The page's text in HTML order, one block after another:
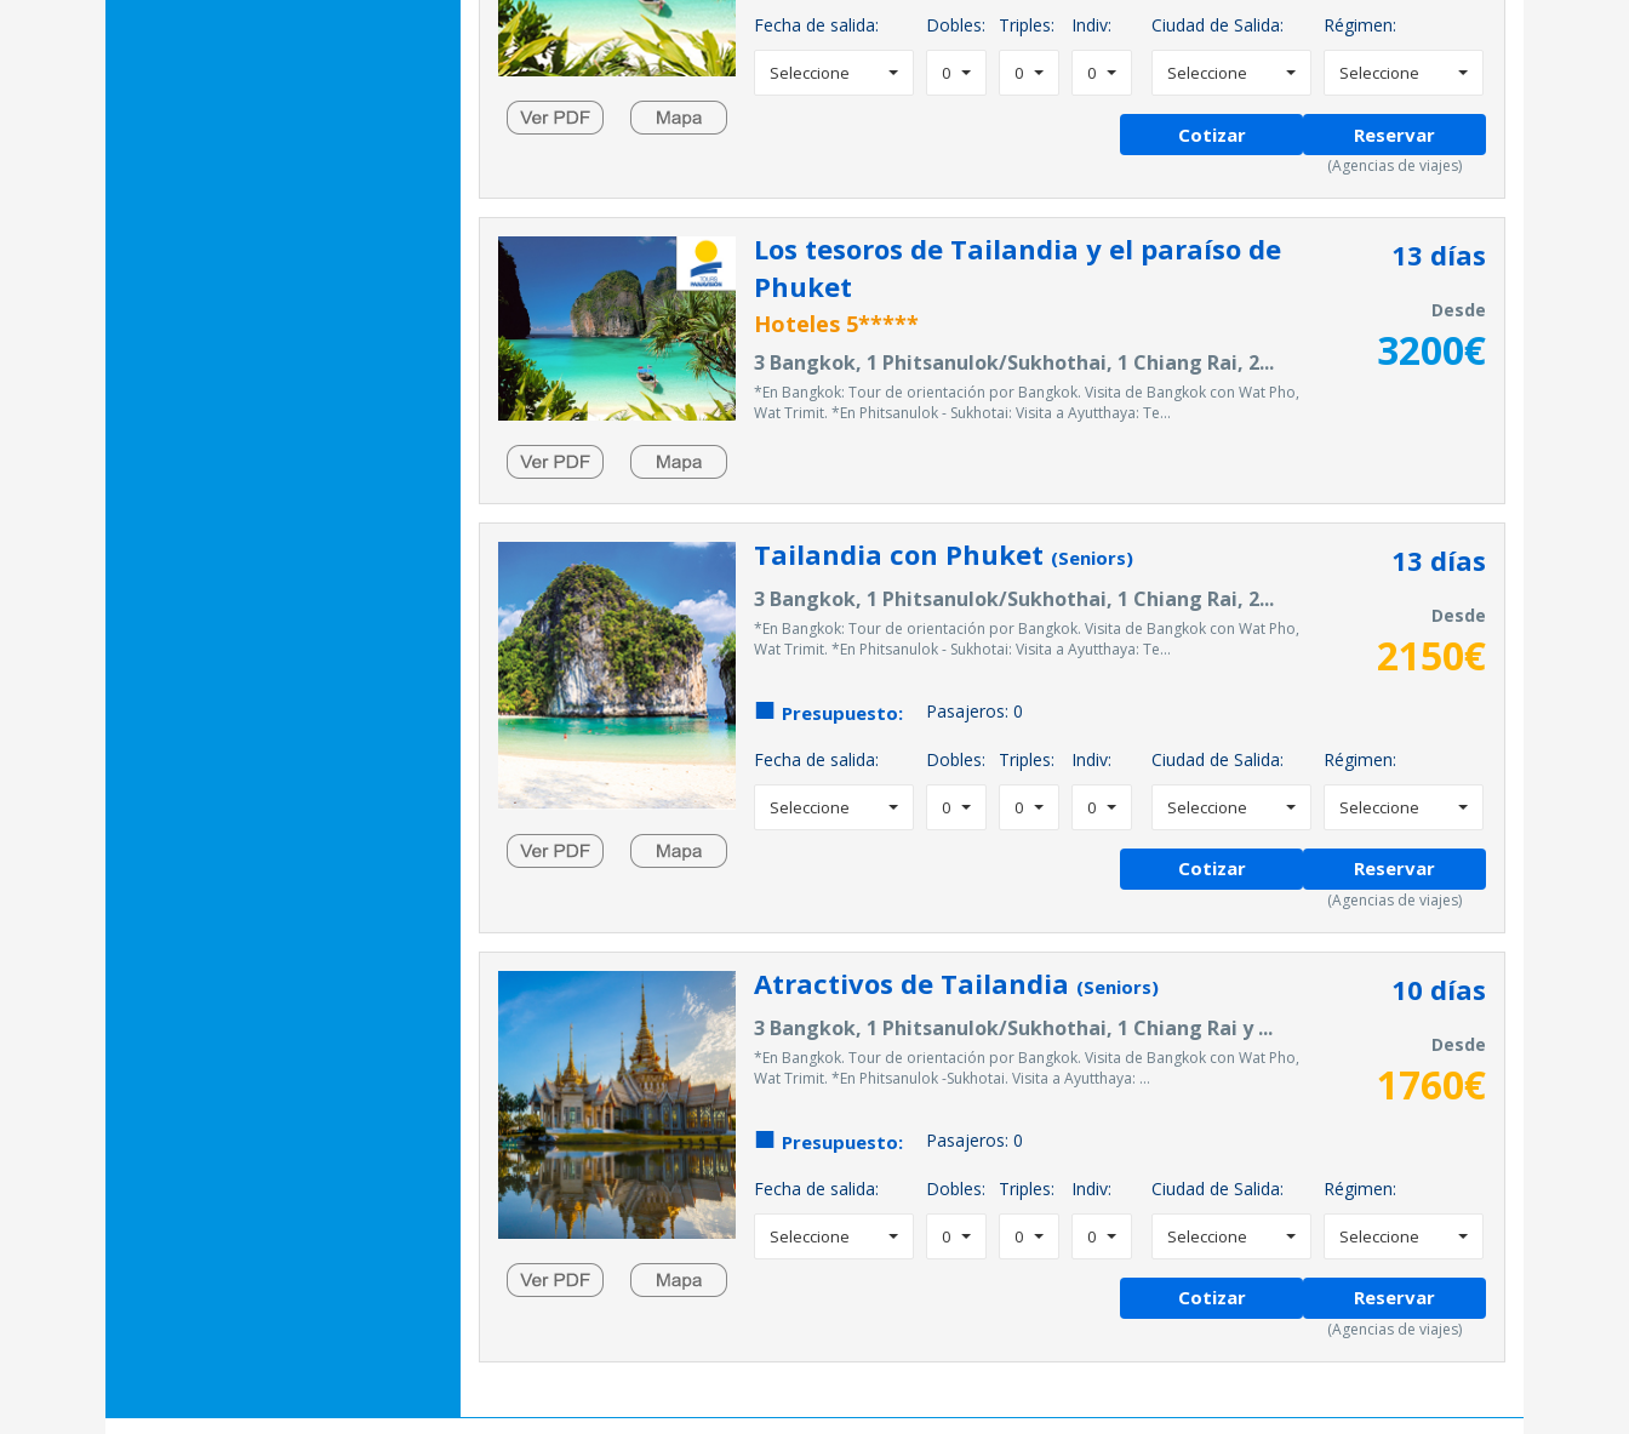
Fecha de salida:
Seleccione
Dobles:
0
Triples:
0
Indiv:
0
Ciudad de Salida:
Seleccione
Régimen:
Seleccione
Cotizar Reservar
(Agencias de viajes)
Los tesoros de Tailandia y el paraíso de
Phuket
Hoteles 5*****
3 Bangkok, 1 Phitsanulok/Sukhothai, 1 Chiang Rai, 2...
*En Bangkok: Tour de orientación por Bangkok. Visita de Bangkok con Wat Pho,
Wat Trimit. *En Phitsanulok - Sukhotai: Visita a Ayutthaya: Te...
13 días
Desde
3200€
Tailandia con Phuket (Seniors)
3 Bangkok, 1 Phitsanulok/Sukhothai, 1 Chiang Rai, 2...
*En Bangkok: Tour de orientación por Bangkok. Visita de Bangkok con Wat Pho,
Wat Trimit. *En Phitsanulok - Sukhotai: Visita a Ayutthaya: Te...
13 días
Desde
2150€
Presupuesto:
Fecha de salida:
Seleccione
Pasajeros:0
Dobles:
0
Triples:
0
Indiv:
0
Ciudad de Salida:
Seleccione
Régimen:
Seleccione
Cotizar Reservar
(Agencias de viajes)
Atractivos de Tailandia (Seniors)
3 Bangkok, 1 Phitsanulok/Sukhothai, 1 Chiang Rai y ...
*En Bangkok. Tour de orientación por Bangkok. Visita de Bangkok con Wat Pho,
Wat Trimit. *En Phitsanulok -Sukhotai. Visita a Ayutthaya: ...
10 días
Desde
1760€
Presupuesto:
Fecha de salida:
Seleccione
Pasajeros:0
Dobles:
0
Triples:
0
Indiv:
0
Ciudad de Salida:
Seleccione
Régimen:
Seleccione
Cotizar Reservar
(Agencias de viajes)